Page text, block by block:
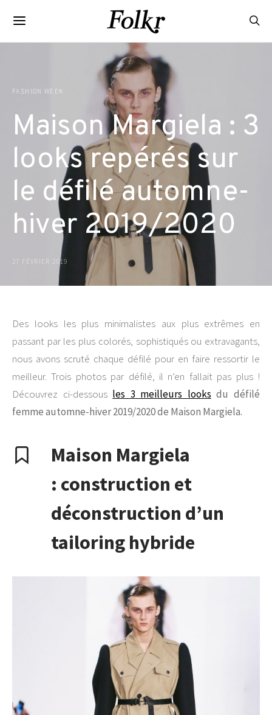
FASHION WEEK
Maison Margiela : 3
looks repérés sur
le défilé automne-
hiver 2019/2020
27 FÉVRIER 2019
Des looks les plus minimalistes aux plus extrêmes en
passant par les plus colorés, sophistiqués ou extravagants,
nous avons scruté chaque défilé pour en faire ressortir le
meilleur. Trois photos par défilé, il n’en fallait pas plus !
Découvrez ci-dessous les 3 meilleurs looks du défilé
femme automne-hiver 2019/2020 de Maison Margiela.
Maison Margiela
: construction et
déconstruction d’un
tailoring hybride